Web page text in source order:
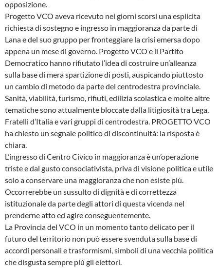
opposizione.
Progetto VCO aveva ricevuto nei giorni scorsi una esplicita
richiesta di sostegno e ingresso in maggioranza da parte di
Lana e del suo gruppo per fronteggiare la crisi emersa dopo
appena un mese di governo. Progetto VCO e il Partito
Democratico hanno rifiutato l’idea di costruire un’alleanza
sulla base di mera spartizione di posti, auspicando piuttosto
un cambio di metodo da parte del centrodestra provinciale.
Sanità, viabilità, turismo, rifiuti, edilizia scolastica e molte altre
tematiche sono attualmente bloccate dalla litigiosità tra Lega,
Fratelli d’Italia e vari gruppi di centrodestra. PROGETTO VCO
ha chiesto un segnale politico di discontinuità: la risposta è
chiara.
L’ingresso di Centro Civico in maggioranza è un’operazione
triste e dal gusto consociativista, priva di visione politica e utile
solo a conservare una maggioranza che non esiste più.
Occorrerebbe un sussulto di dignità e di correttezza
istituzionale da parte degli attori di questa vicenda nel
prenderne atto ed agire conseguentemente.
La Provincia del VCO in un momento tanto delicato per il
futuro del territorio non può essere svenduta sulla base di
accordi personali e trasformismi, simboli di una vecchia politica
che disgusta sempre più gli elettori.